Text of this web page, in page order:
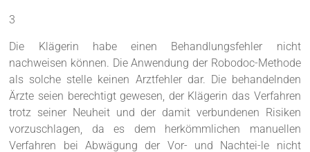
3
Die Klägerin habe einen Behandlungsfehler nicht
nachweisen können. Die Anwendung der Robodoc-Methode
als solche stelle keinen Arztfehler dar. Die behandelnden
Ärzte seien berechtigt gewesen, der Klägerin das Verfahren
trotz seiner Neuheit und der damit verbundenen Risiken
vorzuschlagen, da es dem herkömmlichen manuellen
Verfahren bei Abwägung der Vor- und Nachtei-le nicht